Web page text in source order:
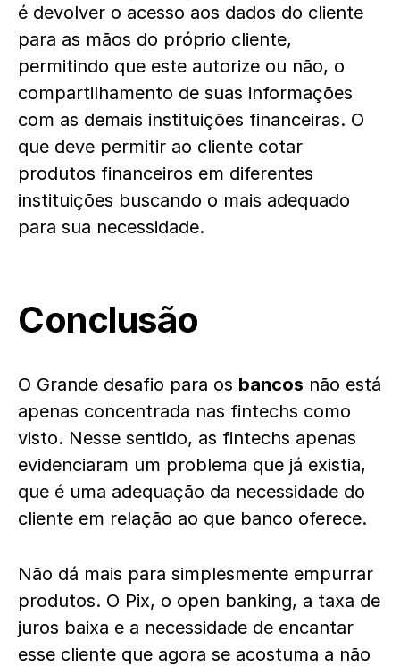
é devolver o acesso aos dados do cliente
para as mãos do próprio cliente,
permitindo que este autorize ou não, o
compartilhamento de suas informações
com as demais instituições financeiras. O
que deve permitir ao cliente cotar
produtos financeiros em diferentes
instituições buscando o mais adequado
para sua necessidade.
Conclusão
O Grande desafio para os bancos não está
apenas concentrada nas fintechs como
visto. Nesse sentido, as fintechs apenas
evidenciaram um problema que já existia,
que é uma adequação da necessidade do
cliente em relação ao que banco oferece.
Não dá mais para simplesmente empurrar
produtos. O Pix, o open banking, a taxa de
juros baixa e a necessidade de encantar
esse cliente que agora se acostuma a não